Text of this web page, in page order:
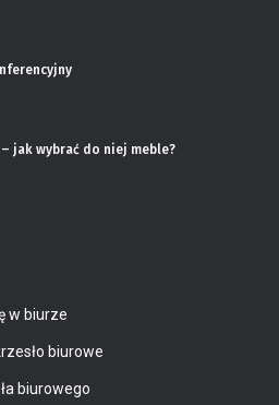
jak wybrać do niej meble?
w biurze
biurowe
biurowego